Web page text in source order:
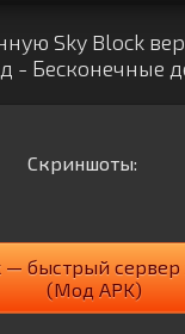
Sky Block
- Бесконечные
Скриншоты:
— быстрый сервер
(Мод APK)